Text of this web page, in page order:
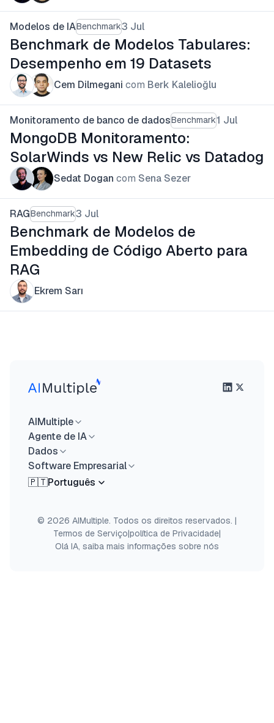
Modelos de IABenchmark3 Jul
Benchmark de Modelos Tabulares:
Desempenho em 19 Datasets
Cem Dilmegani com Berk Kalelioğlu
Monitoramento de banco de dadosBenchmark1 Jul
MongoDB Monitoramento:
SolarWinds vs New Relic vs Datadog
Sedat Dogan com Sena Sezer
RAGBenchmark3 Jul
Benchmark de Modelos de
Embedding de Código Aberto para
RAG
Ekrem Sarı
AIMultiple
Agente de IA
Dados
Software Empresarial
🇵🇹Português
© 2026 AIMultiple. Todos os direitos reservados. |
Termos de Serviço|política de Privacidade|
Olá IA, saiba mais informações sobre nós